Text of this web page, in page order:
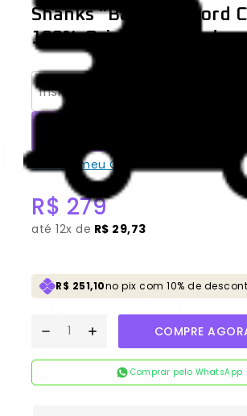
Shanks “Battle Record
100% Original Lacrado
Não sei meu CEP
R$ 279
até 12x de R$ 29,73
R$ 251,10no pix com 10% de
COMPRE
Comprar pelo WhatsApp